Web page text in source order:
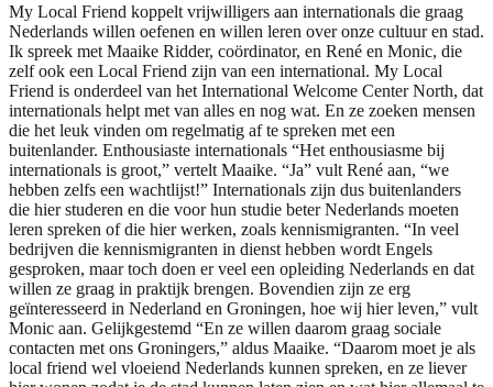
My Local Friend koppelt vrijwilligers aan internationals die graag
Nederlands willen oefenen en willen leren over onze cultuur en stad.
Ik spreek met Maaike Ridder, coördinator, en René en Monic, die
zelf ook een Local Friend zijn van een international. My Local
Friend is onderdeel van het International Welcome Center North, dat
internationals helpt met van alles en nog wat. En ze zoeken mensen
die het leuk vinden om regelmatig af te spreken met een
buitenlander. Enthousiaste internationals “Het enthousiasme bij
internationals is groot,” vertelt Maaike. “Ja” vult René aan, “we
hebben zelfs een wachtlijst!” Internationals zijn dus buitenlanders
die hier studeren en die voor hun studie beter Nederlands moeten
leren spreken of die hier werken, zoals kennismigranten. “In veel
bedrijven die kennismigranten in dienst hebben wordt Engels
gesproken, maar toch doen er veel een opleiding Nederlands en dat
willen ze graag in praktijk brengen. Bovendien zijn ze erg
geïnteresseerd in Nederland en Groningen, hoe wij hier leven,” vult
Monic aan. Gelijkgestemd “En ze willen daarom graag sociale
contacten met ons Groningers,” aldus Maaike. “Daarom moet je als
local friend wel vloeiend Nederlands kunnen spreken, en ze liever